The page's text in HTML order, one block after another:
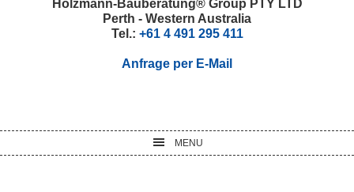
Holzmann-Bauberatung® Group PTY LTD
Perth - Western Australia
Tel.: +61 4 491 295 411
Anfrage per E-Mail
MENU